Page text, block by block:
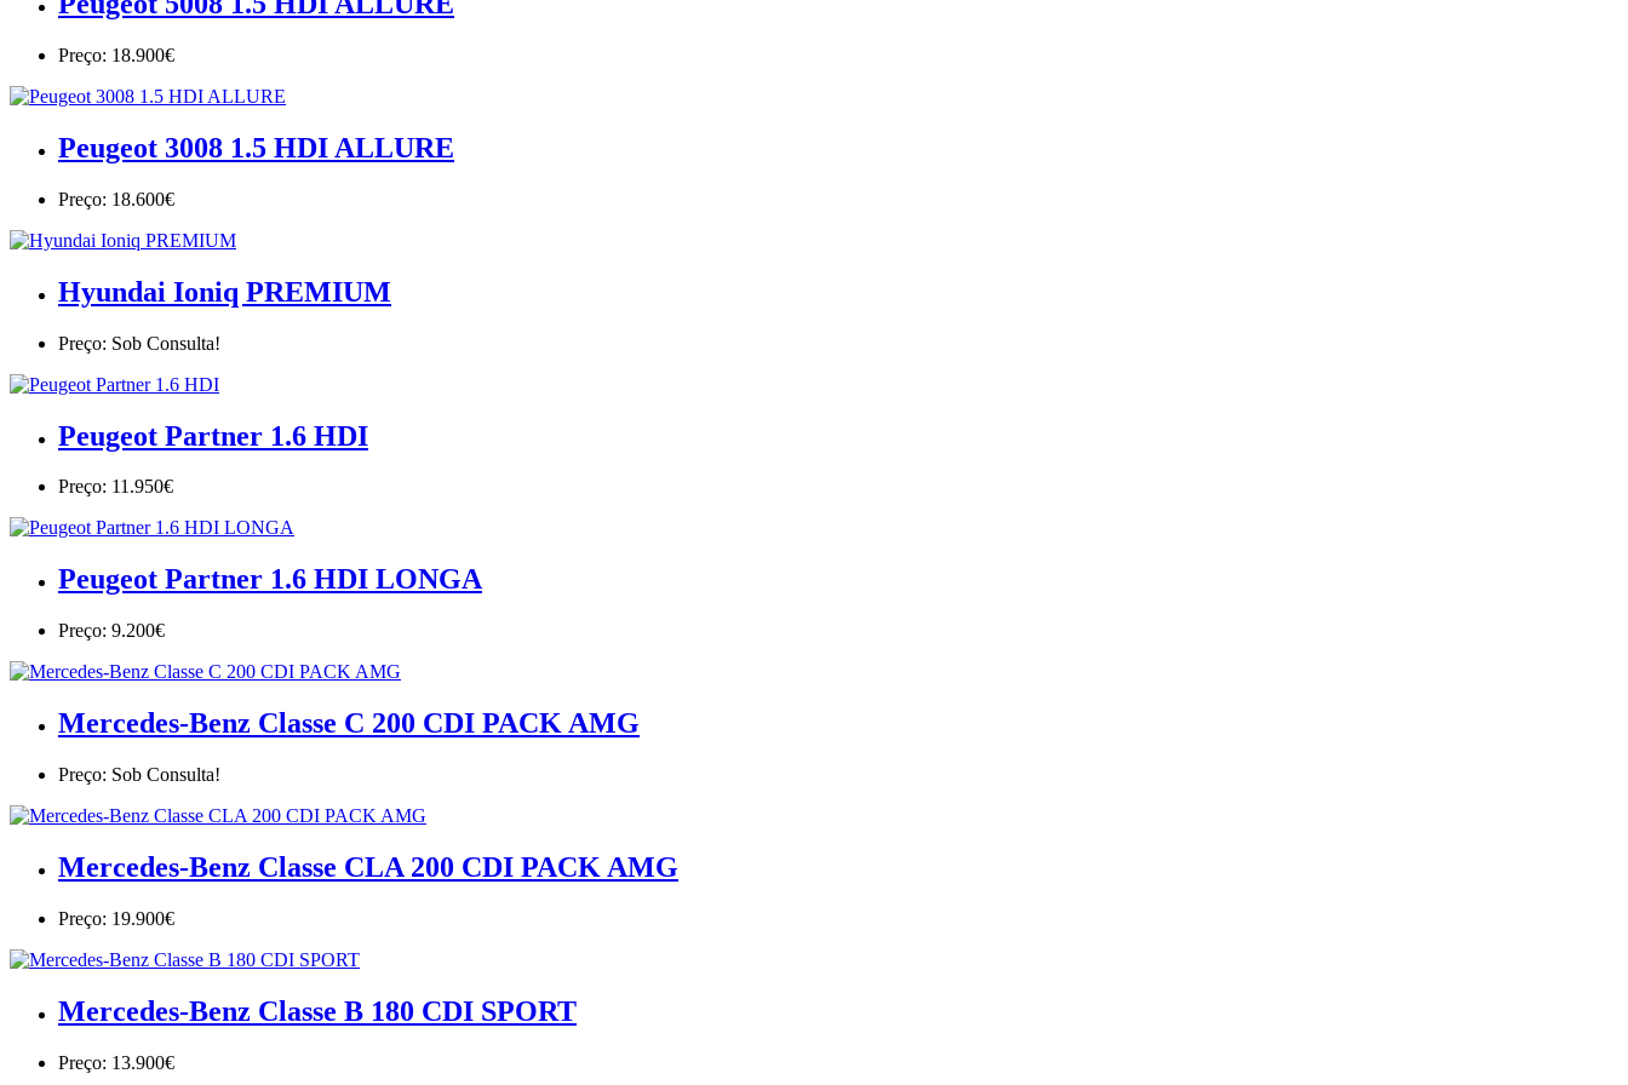
Preço: 18.900€
Peugeot 3008 1.5 HDI ALLURE
Preço: 18.600€
Hyundai Ioniq PREMIUM
Preço: Sob Consulta!
Peugeot Partner 1.6 HDI
Preço: 11.950€
Peugeot Partner 1.6 HDI LONGA
Preço: 9.200€
Mercedes-Benz Classe C 200 CDI PACK AMG
Preço: Sob Consulta!
Mercedes-Benz Classe CLA 200 CDI PACK AMG
Preço: 19.900€
Mercedes-Benz Classe B 180 CDI SPORT
Preço: 13.900€